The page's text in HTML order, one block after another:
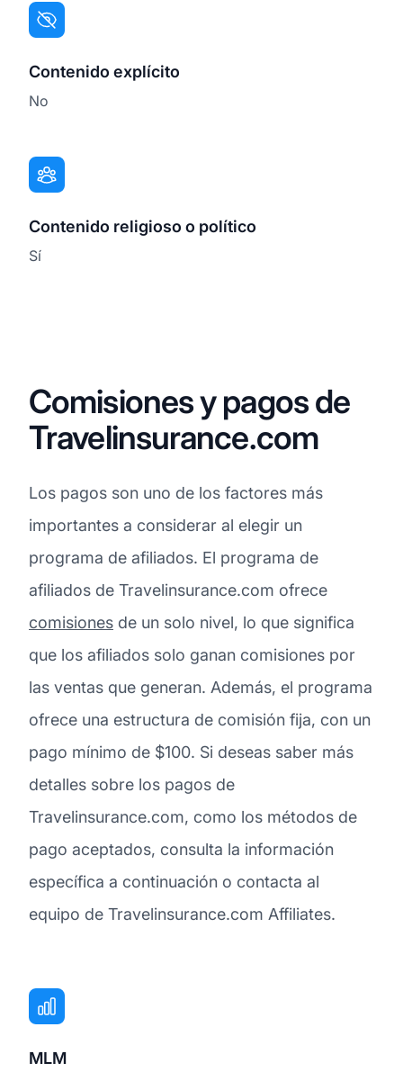
Contenido explícito
No
Contenido religioso o político
Sí
Comisiones y pagos de
Travelinsurance.com
Los pagos son uno de los factores más
importantes a considerar al elegir un
programa de afiliados. El programa de
afiliados de Travelinsurance.com ofrece
comisiones de un solo nivel, lo que significa
que los afiliados solo ganan comisiones por
las ventas que generan. Además, el programa
ofrece una estructura de comisión fija, con un
pago mínimo de $100. Si deseas saber más
detalles sobre los pagos de
Travelinsurance.com, como los métodos de
pago aceptados, consulta la información
específica a continuación o contacta al
equipo de Travelinsurance.com Affiliates.
MLM